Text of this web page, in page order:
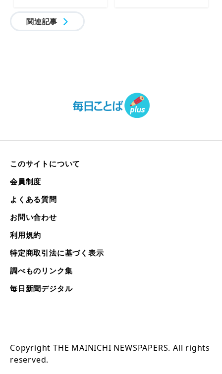
関連記事
このサイトについて
会員制度
よくある質問
お問い合わせ
利用規約
特定商取引法に基づく表示
調べものリンク集
毎日新聞デジタル
Copyright THE MAINICHI NEWSPAPERS. All rights
reserved.